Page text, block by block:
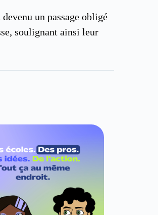
un passage obligé
soulignant ainsi leur